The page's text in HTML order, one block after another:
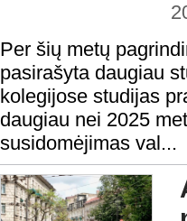
Per šių metų
pasirašyta daugiau
kolegijose studijas
daugiau nei 2025
susidomėjimas val...